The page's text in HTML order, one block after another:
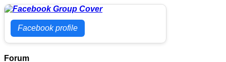
Facebook profile
Forum